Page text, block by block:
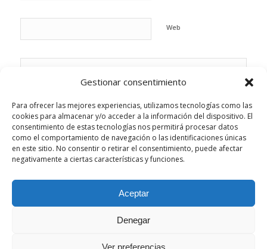
Gestionar consentimiento
Para ofrecer las mejores experiencias, utilizamos tecnologías como las
cookies para almacenar y/o acceder a la información del dispositivo. El
consentimiento de estas tecnologías nos permitirá procesar datos
como el comportamiento de navegación o las identificaciones únicas
en este sitio. No consentir o retirar el consentimiento, puede afectar
negativamente a ciertas características y funciones.
Aceptar
Denegar
Ver preferencias
Web
Esta web utiliza cookies propias y de terceros para analizar su
navegación y ofrecerle un servicio más personalizado.